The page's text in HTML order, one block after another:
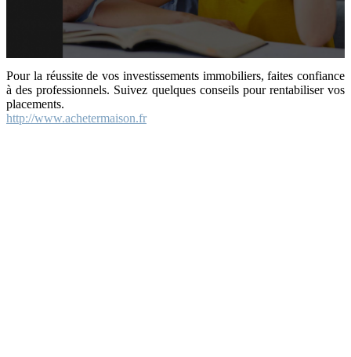
Pour la réussite de vos investissements immobiliers, faites confiance
à des professionnels. Suivez quelques conseils pour rentabiliser vos
placements.
http://www.achetermaison.fr